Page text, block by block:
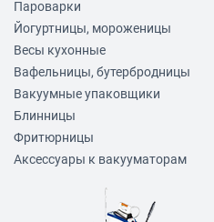
Пароварки
Йогуртницы, мороженицы
Весы кухонные
Вафельницы, бутербродницы
Вакуумные упаковщики
Блинницы
Фритюрницы
Аксессуары к вакууматорам